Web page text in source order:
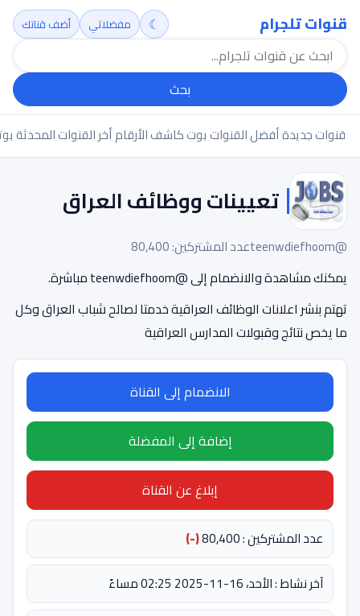
قنوات تلجرام
بحث
☾ مفضلاتي أضف قناتك
قنوات جديدةأفضل القنواتبوت كاشف الأرقامأخر القنوات المحدثة
تعيينات ووظائف العراق
@teenwdiefhoom
عدد المشتركين: 80,400
يمكنك مشاهدة والانضمام إلى @teenwdiefhoom مباشرة.
تهتم بنشر اعلانات الوظائف العراقية خدمتا لصالح شباب العراق وكل
ما يخص نتائج وقبولات المدارس العراقية
الانضمام إلى القناة
إضافة إلى المفضلة
إبلاغ عن القناة
عدد المشتركين : 80,400
(-)
آخر نشاط : الأحد، 16-11-2025 02:25 مساءً